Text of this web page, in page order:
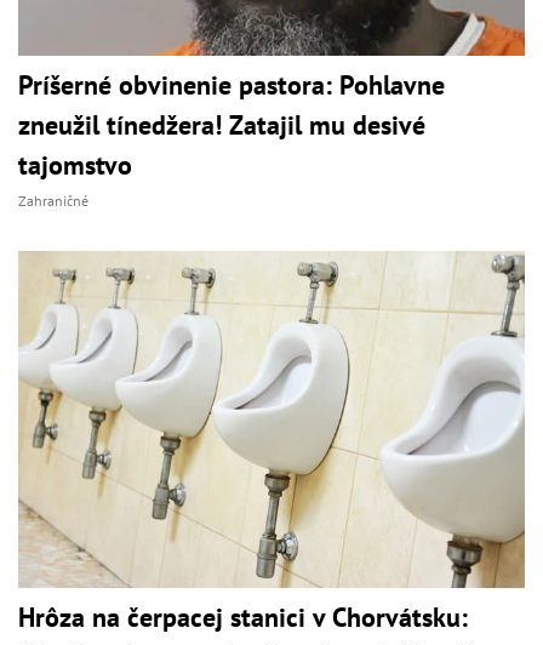
Príšerné obvinenie pastora: Pohlavne
zneužil tínedžera! Zatajil mu desivé
tajomstvo
Zahraničné
Hrôza na čerpacej stanici v Chorvátsku: